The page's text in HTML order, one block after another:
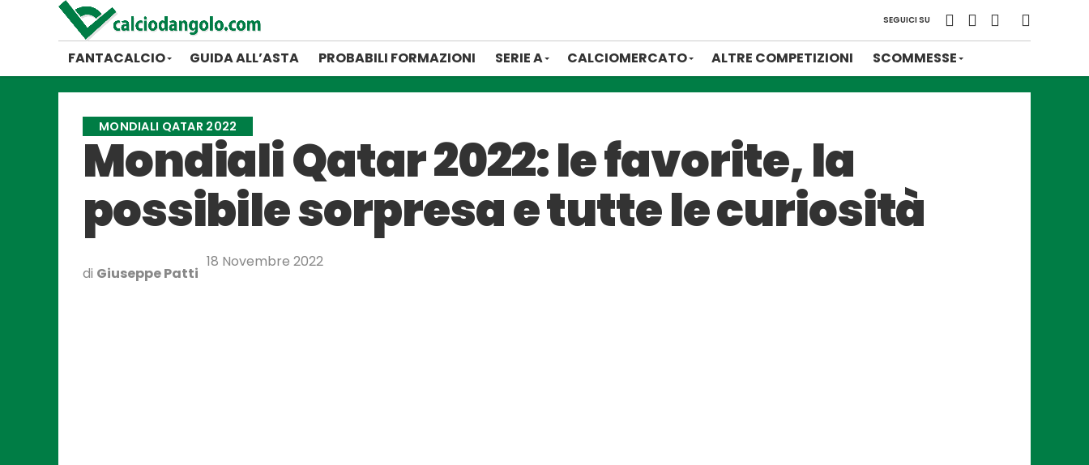
SEGUICI SU
FANTACALCIO GUIDA ALL’ASTA PROBABILI FORMAZIONI SERIE A CALCIOMERCATO ALTRE COMPETIZIONI SCOMMESSE
MONDIALI QATAR 2022
Mondiali Qatar 2022: le favorite, la
possibile sorpresa e tutte le curiosità
di Giuseppe Patti
18 Novembre 2022